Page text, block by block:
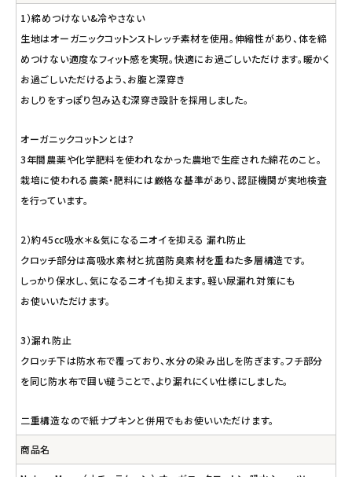
1）締めつけない&冷やさない
生地はオーガニックコットンストレッチ素材を使用。伸縮性があり、体を締
めつけない適度なフィット感を実現。快適にお過ごしいただけます。暖かく
お過ごしいただけるよう、お腹と深穿き
おしりをすっぽり包み込む深穿き設計を採用しました。
オーガニックコットンとは？
3年間農薬や化学肥料を使われなかった農地で生産された綿花のこと。
栽培に使われる農薬・肥料には厳格な基準があり、認証機関が実地検査
を行っています。
2）約45cc吸水＊&気になるニオイを抑える 漏れ防止
クロッチ部分は高吸水素材と抗菌防臭素材を重ねた多層構造です。
しっかり保水し、気になるニオイも抑えます。軽い尿漏れ対策にも
お使いいただけます。
3）漏れ防止
クロッチ下は防水布で覆っており、水分の染み出しを防ぎます。フチ部分
を同じ防水布で囲い縫うことで、より漏れにくい仕様にしました。
二重構造なので紙ナプキンと併用でもお使いいただけます。
商品名